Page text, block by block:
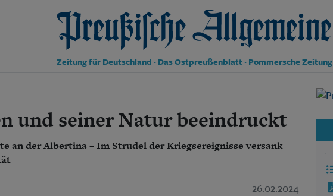
Preußische Allgemeine Zeitung
Zeitung für Deutschland · Das Ostpreußenblatt · Pommersche Zeitung
Wirtschaft
Gesellschaft
und seiner Natur beeindruckt
an der Albertina – Im Strudel der Kriegsereignisse versank
26.02.2024